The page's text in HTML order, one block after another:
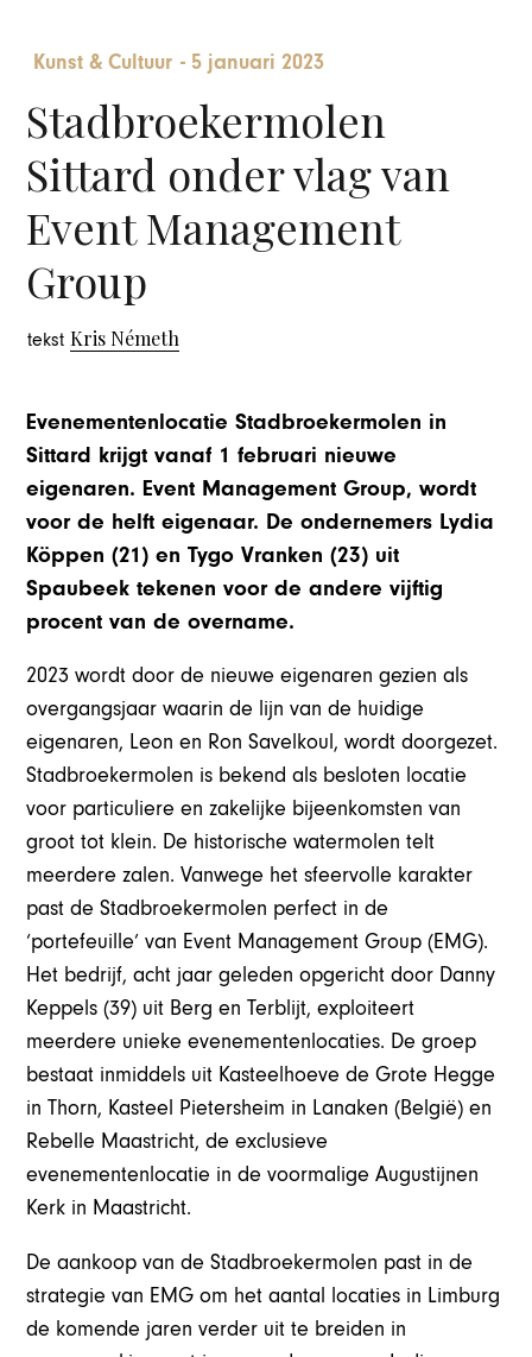
Kunst & Cultuur - 5 januari 2023
Stadbroekermolen
Sittard onder vlag van
Event Management
Group
tekstKris Németh
Evenementenlocatie Stadbroekermolen in
Sittard krijgt vanaf 1 februari nieuwe
eigenaren. Event Management Group, wordt
voor de helft eigenaar. De ondernemers Lydia
Köppen (21) en Tygo Vranken (23) uit
Spaubeek tekenen voor de andere vijftig
procent van de overname.
2023 wordt door de nieuwe eigenaren gezien als
overgangsjaar waarin de lijn van de huidige
eigenaren, Leon en Ron Savelkoul, wordt doorgezet.
Stadbroekermolen is bekend als besloten locatie
voor particuliere en zakelijke bijeenkomsten van
groot tot klein. De historische watermolen telt
meerdere zalen. Vanwege het sfeervolle karakter
past de Stadbroekermolen perfect in de
‘portefeuille’ van Event Management Group (EMG).
Het bedrijf, acht jaar geleden opgericht door Danny
Keppels (39) uit Berg en Terblijt, exploiteert
meerdere unieke evenementenlocaties. De groep
bestaat inmiddels uit Kasteelhoeve de Grote Hegge
in Thorn, Kasteel Pietersheim in Lanaken (België) en
Rebelle Maastricht, de exclusieve
evenementenlocatie in de voormalige Augustijnen
Kerk in Maastricht.
De aankoop van de Stadbroekermolen past in de
strategie van EMG om het aantal locaties in Limburg
de komende jaren verder uit te breiden in